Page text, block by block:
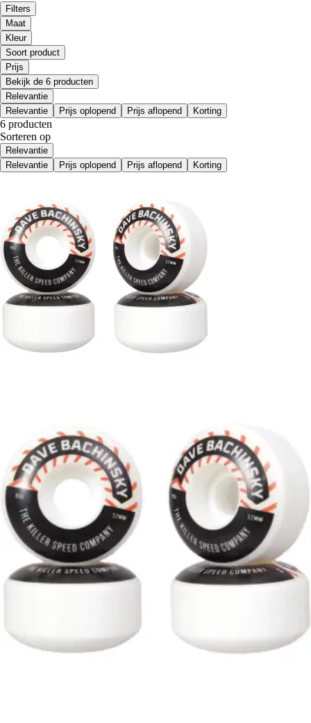
Filters
Maat
Kleur
Soort product
Prijs
Bekijk de 6 producten
Relevantie
Relevantie
Prijs oplopend Prijs aflopend Korting
6 producten
Sorteren op
Relevantie
Relevantie
Prijs oplopend Prijs aflopend Korting